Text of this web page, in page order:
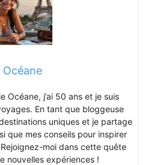
Océane
Océane, j’ai 50 ans et je suis
En tant que bloggeuse
uniques et je partage
que mes conseils pour inspirer
moi dans cette quête
nouvelles expériences !